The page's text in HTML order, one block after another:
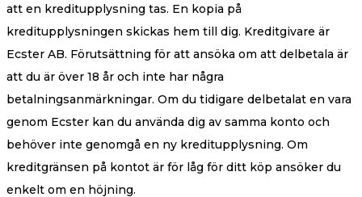
att en kreditupplysning tas. En kopia på
kreditupplysningen skickas hem till dig. Kreditgivare är
Ecster AB. Förutsättning för att ansöka om att delbetala är
att du är över 18 år och inte har några
betalningsanmärkningar. Om du tidigare delbetalat en vara
genom Ecster kan du använda dig av samma konto och
behöver inte genomgå en ny kreditupplysning. Om
kreditgränsen på kontot är för låg för ditt köp ansöker du
enkelt om en höjning.